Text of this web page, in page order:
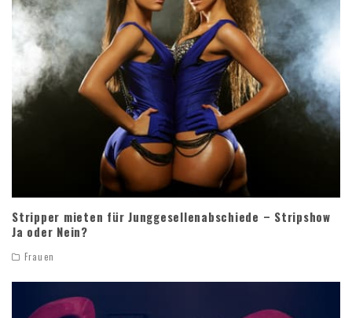
Stripper mieten für Junggesellenabschiede – Stripshow
Ja oder Nein?
Frauen